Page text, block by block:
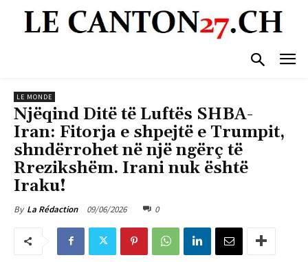
LE MONDE
Njëqind Ditë të Luftës SHBA-
Iran: Fitorja e shpejtë e Trumpit,
shndërrohet në një ngërç të
Rrezikshëm. Irani nuk është
Iraku!
By La Rédaction 09/06/2026 0